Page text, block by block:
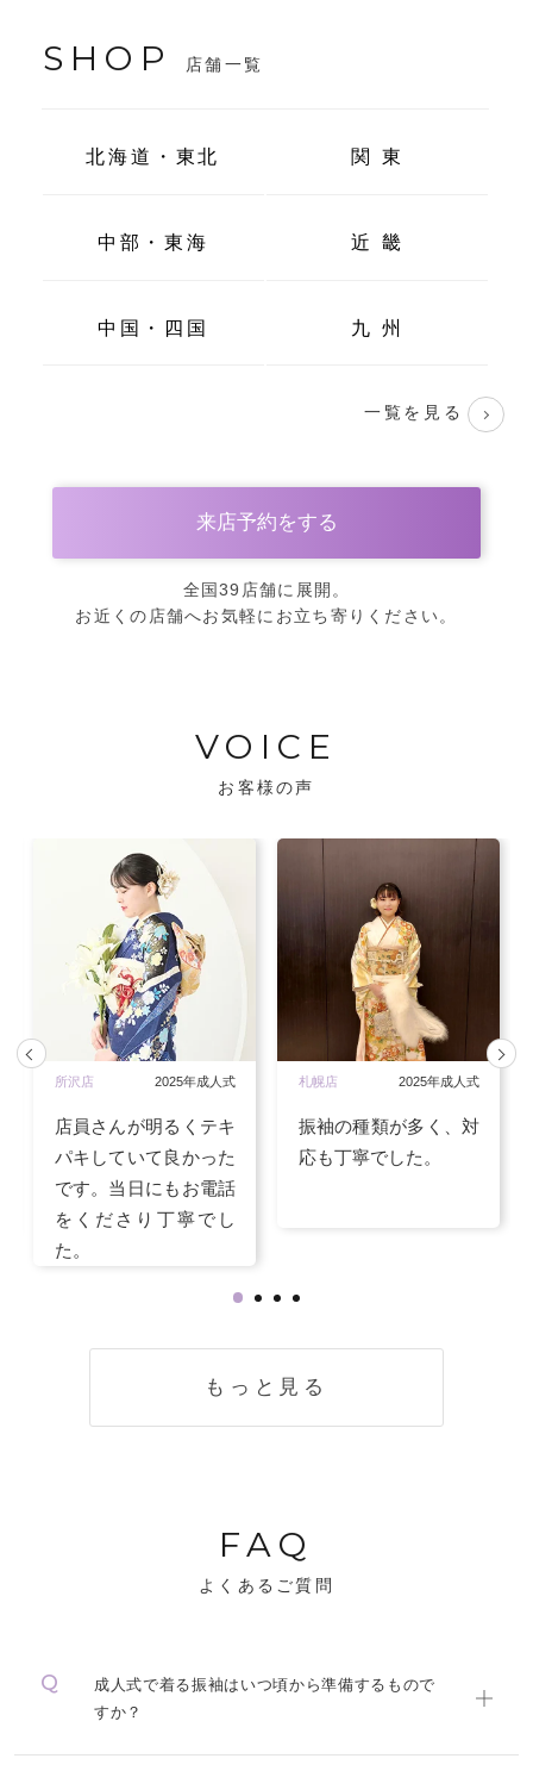
SHOP 店舗一覧
北海道・東北 関 東
中部・東海 近 畿
中国・四国 九 州
一覧を見る
来店予約をする
全国39店舗に展開。
お近くの店舗へお気軽にお立ち寄りください。
VOICE
お客様の声
所沢店 2025年成人式
店員さんが明るくテキ
パキしていて良かった
です。当日にもお電話
をくださり丁寧でし
た。
札幌店 2025年成人式
振袖の種類が多く、対
応も丁寧でした。
もっと見る
FAQ
よくあるご質問
成人式で着る振袖はいつ頃から準備するもので
すか？